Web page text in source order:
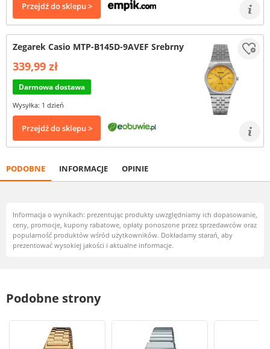
Przejdź do sklepu >
Zegarek Casio MTP-B145D-9AVEF Srebrny
339,99 zł
Darmowa dostawa
Wysyłka: 1 dzień
Przejdź do sklepu >
PODOBNE INFORMACJE OPINIE
Informacja o wynikach: prezentując produkty uwzględniamy ich dopasowanie,
ceny, promocje, kupony rabatowe, opłaty ponoszone przez sprzedawców oraz
popularność produktów wśród użytkowników. Dokładamy starań, aby
prezentować wysokiej jakości i aktualne informacje.
Podobne strony